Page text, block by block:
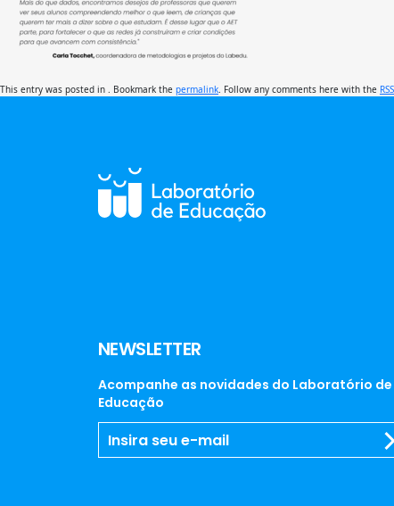
This entry was posted in . Bookmark the permalink . Follow any comments here with the
NEWSLETTER
Acompanhe as novidades do Laboratório de
Educação